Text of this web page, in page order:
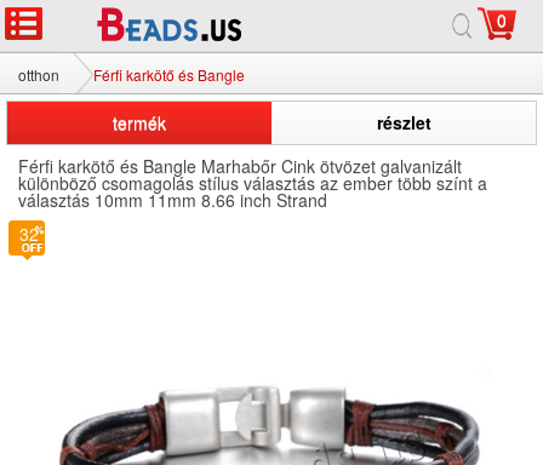
0
otthon Férfi karkötő és Bangle
termék
részlet
Férfi karkötő és Bangle Marhabőr Cink ötvözet galvanizált
különböző csomagolás stílus választás az ember több színt a
választás 10mm 11mm 8.66 inch Strand